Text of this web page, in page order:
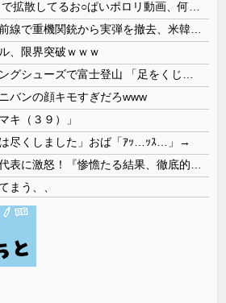
、限界突破ｗｗｗ
バンの顔キモすぎだろwww
キ（３９）」
尽くしました」おば「ｱｯ…ｯｽ…」→
まう、、